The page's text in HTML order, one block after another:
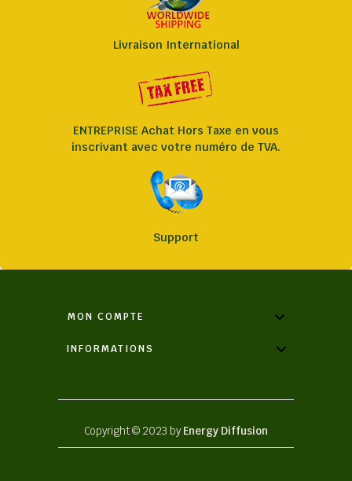
Livraison International
ENTREPRISE Achat Hors Taxe en vous
inscrivant avec votre numéro de TVA.
Support
MON COMPTE
INFORMATIONS
Copyright © 2023 byEnergy Diffusion